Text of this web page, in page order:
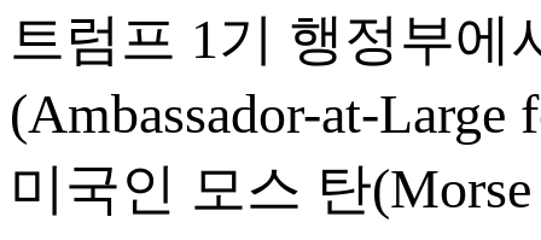
트럼프 1기 행정부에
(Ambassador-at-
미국인 모스 탄